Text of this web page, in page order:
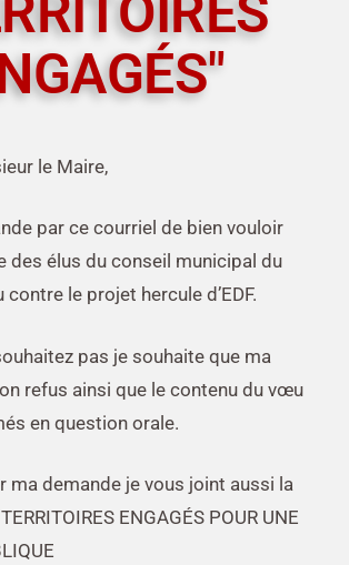
le Maire,
par ce courriel de bien vouloir
des élus du conseil municipal du
le projet hercule d’EDF.
pas je souhaite que ma
refus ainsi que le contenu du vœu
en question orale.
ma demande je vous joint aussi la
ENGAGÉS POUR UNE